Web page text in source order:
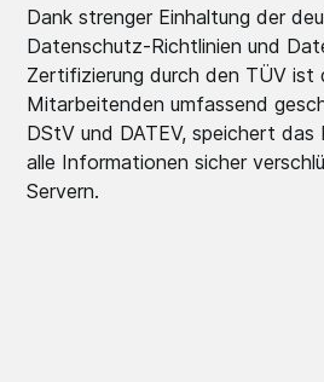
Dank strenger Einhaltung der
Datenschutz-Richtlinien und
Zertifizierung durch den TÜV ist
Mitarbeitenden umfassend
DStV und DATEV, speichert
alle Informationen sicher
Servern.